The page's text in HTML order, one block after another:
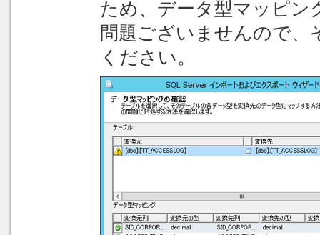
ため、データ型マッピン
問題ございませんので
ください。